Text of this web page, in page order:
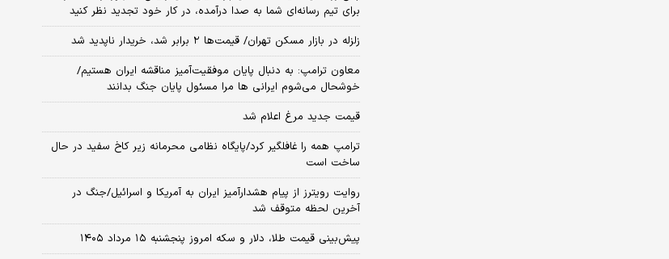
برای تیم رسانه‌ای شما به صدا درآمده، در کار خود تجدید نظر کنید
زلزله در بازار مسکن تهران/ قیمت‌ها ۲ برابر شد، خریدار ناپدید شد
معاون ترامپ: به دنبال پایان موفقیت‌آمیز مناقشه ایران هستیم/
خوشحال می‌شوم ایرانی ها مرا مسئول پایان جنگ بدانند
قیمت جدید مرغ اعلام شد
ترامپ همه را غافلگیر کرد/پایگاه نظامی محرمانه زیر کاخ سفید در حال
ساخت است
روایت رویترز از پیام هشدارآمیز ایران به آمریکا و اسرائیل/جنگ در
آخرین لحظه متوقف شد
پیش‌بینی قیمت طلا، دلار و سکه امروز پنجشنبه ۱۵ مرداد ۱۴۰۵